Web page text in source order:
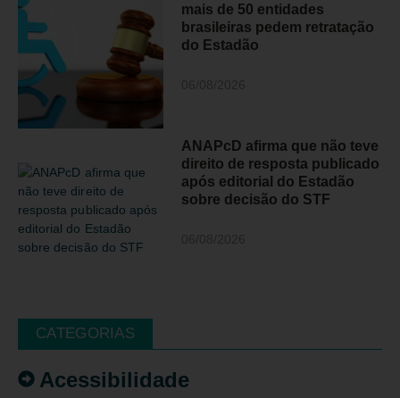
mais de 50 entidades
brasileiras pedem retratação
do Estadão
ANAPcD afirma que não teve
direito de resposta publicado
após editorial do Estadão
sobre decisão do STF
CATEGORIAS
Acessibilidade